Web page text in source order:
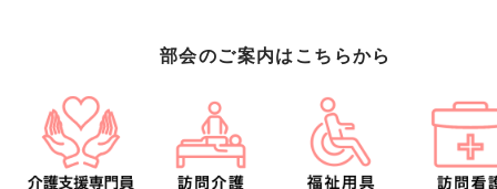
部会のご案内はこちらから